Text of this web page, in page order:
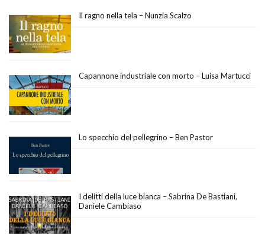
Il ragno nella tela – Nunzia Scalzo
Capannone industriale con morto – Luisa Martucci
Lo specchio del pellegrino – Ben Pastor
I delitti della luce bianca – Sabrina De Bastiani,
Daniele Cambiaso